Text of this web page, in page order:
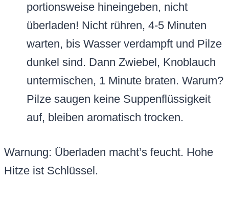
portionsweise hineingeben, nicht
überladen! Nicht rühren, 4-5 Minuten
warten, bis Wasser verdampft und Pilze
dunkel sind. Dann Zwiebel, Knoblauch
untermischen, 1 Minute braten. Warum?
Pilze saugen keine Suppenflüssigkeit
auf, bleiben aromatisch trocken.
Warnung: Überladen macht’s feucht. Hohe
Hitze ist Schlüssel.